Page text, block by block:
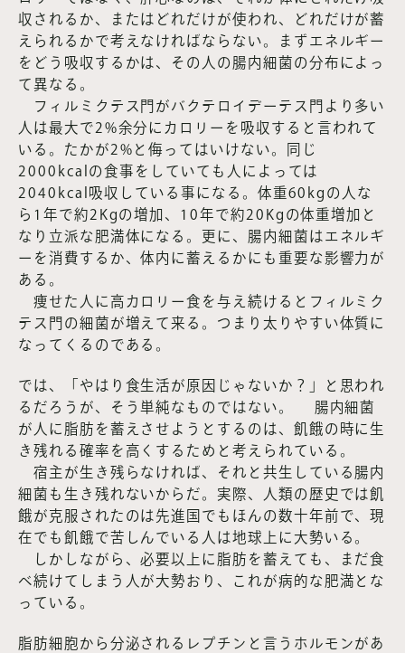
収されるか、またはどれだけが使われ、どれだけが蓄
えられるかで考えなければならない。まずエネルギー
をどう吸収するかは、その人の腸内細菌の分布によっ
て異なる。
フィルミクテス門がバクテロイデーテス門より多い
人は最大で2%余分にカロリーを吸収すると言われて
いる。たかが2%と侮ってはいけない。同じ
2000kcalの食事をしていても人によっては
2040kcal吸収している事になる。体重60kgの人な
ら1年で約2Kgの増加、10年で約20Kgの体重増加と
なり立派な肥満体になる。更に、腸内細菌はエネルギ
ーを消費するか、体内に蓄えるかにも重要な影響力が
ある。
痩せた人に高カロリー食を与え続けるとフィルミク
テス門の細菌が増えて来る。つまり太りやすい体質に
なってくるのである。
では、「やはり食生活が原因じゃないか？」と思われ
るだろうが、そう単純なものではない。 腸内細菌
が人に脂肪を蓄えさせようとするのは、飢餓の時に生
き残れる確率を高くするためと考えられている。
宿主が生き残らなければ、それと共生している腸内
細菌も生き残れないからだ。実際、人類の歴史では飢
餓が克服されたのは先進国でもほんの数十年前で、現
在でも飢餓で苦しんでいる人は地球上に大勢いる。
しかしながら、必要以上に脂肪を蓄えても、まだ食
べ続けてしまう人が大勢おり、これが病的な肥満とな
っている。
脂肪細胞から分泌されるレプチンと言うホルモンがあ